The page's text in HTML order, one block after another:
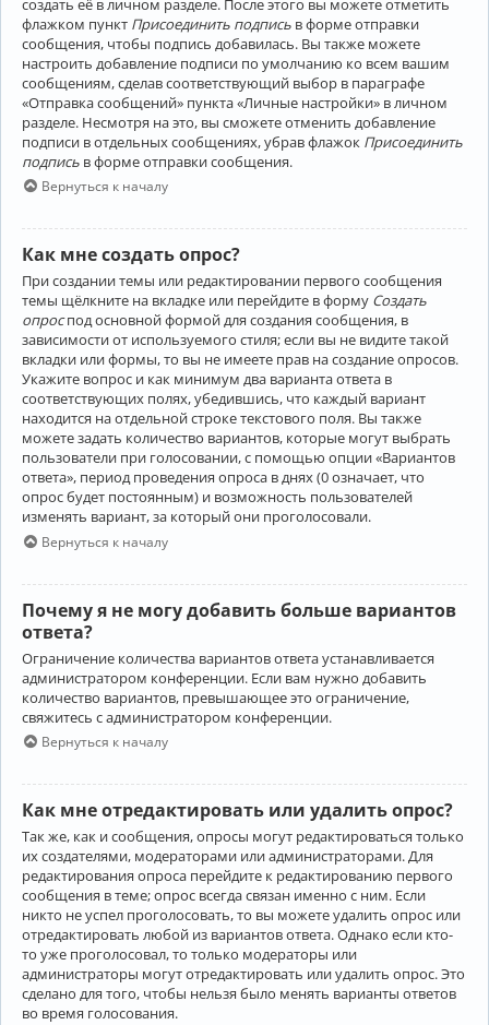
флажком пункт Присоединить подпись в форме отправки
сообщения, чтобы подпись добавилась. Вы также можете
настроить добавление подписи по умолчанию ко всем вашим
сообщениям, сделав соответствующий выбор в параграфе
«Отправка сообщений» пункта «Личные настройки» в личном
разделе. Несмотря на это, вы сможете отменить добавление
подписи в отдельных сообщениях, убрав флажок Присоединить
подпись в форме отправки сообщения.
Вернуться к началу
Как мне создать опрос?
При создании темы или редактировании первого сообщения
темы щёлкните на вкладке или перейдите в форму Создать
опроспод основной формой для создания сообщения, в
зависимости от используемого стиля; если вы не видите такой
вкладки или формы, то вы не имеете прав на создание опросов.
Укажите вопрос и как минимум два варианта ответа в
соответствующих полях, убедившись, что каждый вариант
находится на отдельной строке текстового поля. Вы также
можете задать количество вариантов, которые могут выбрать
пользователи при голосовании, с помощью опции «Вариантов
ответа», период проведения опроса в днях (0 означает, что
опрос будет постоянным) и возможность пользователей
изменять вариант, за который они проголосовали.
Вернуться к началу
Почему я не могу добавить больше вариантов
ответа?
Ограничение количества вариантов ответа устанавливается
администратором конференции. Если вам нужно добавить
количество вариантов, превышающее это ограничение,
свяжитесь с администратором конференции.
Вернуться к началу
Как мне отредактировать или удалить опрос?
Так же, как и сообщения, опросы могут редактироваться только
их создателями, модераторами или администраторами. Для
редактирования опроса перейдите к редактированию первого
сообщения в теме; опрос всегда связан именно с ним. Если
никто не успел проголосовать, то вы можете удалить опрос или
отредактировать любой из вариантов ответа. Однако если кто-
то уже проголосовал, то только модераторы или
администраторы могут отредактировать или удалить опрос. Это
сделано для того, чтобы нельзя было менять варианты ответов
во время голосования.